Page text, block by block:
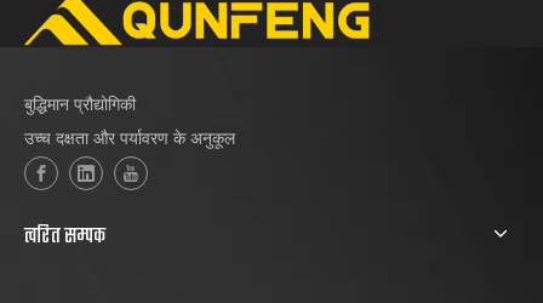
बुद्धिमान प्रौद्योगिकी
उच्च दक्षता और पर्यावरण के अनुकूल
त्वरित सम्पक